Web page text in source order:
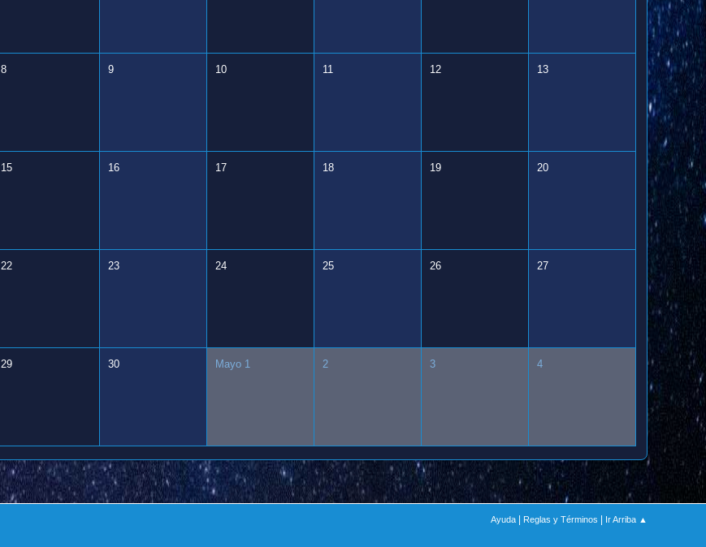
8 9 10 11 12 13
15 16 17 18 19 20
22 23 24 25 26 27
29 30 Mayo 1 2 3 4
Ayuda Reglas y Términos Ir Arriba ▲